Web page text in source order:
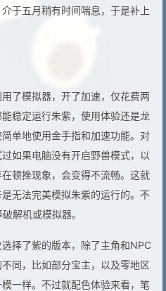
于五月稍有时间喘息，于是补上
了模拟器，开了加速，仅花费两
稳定运行朱紫，使用体验还是龙
单地使用金手指和加速功能。对
如果电脑没有开启野兽模式，以
顿挫现象，会变得不流畅。这就
无法完美模拟朱紫的运行的。不
解机或模拟器。
择了紫的版本，除了主角和NPC
同，比如部分宝主，以及零地区
一样。不过就配色体验来看，笔